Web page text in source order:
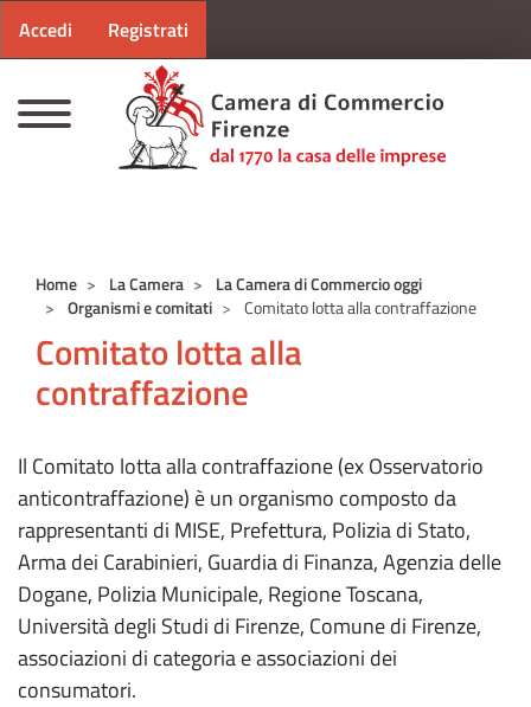
Menu profilo utente
Accedi Registrati
Home La Camera
La Camera di Commercio oggi
Organismi e comitati
Comitato lotta alla contraffazione
Comitato lotta alla
contraffazione
Il Comitato lotta alla contraffazione (ex Osservatorio
anticontraffazione) è un organismo composto da
rappresentanti di MISE, Prefettura, Polizia di Stato,
Arma dei Carabinieri, Guardia di Finanza, Agenzia delle
Dogane, Polizia Municipale, Regione Toscana,
Università degli Studi di Firenze, Comune di Firenze,
associazioni di categoria e associazioni dei
consumatori.